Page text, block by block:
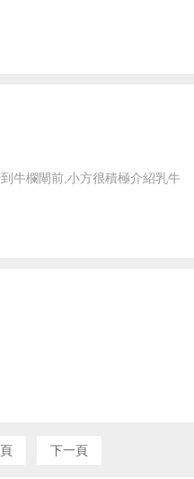
牛欄閘前,小方很積極介紹乳牛
下一頁